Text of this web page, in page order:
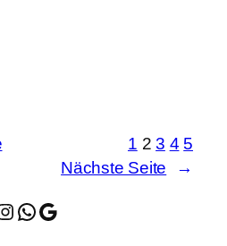
1 2 3 4 5
Nächste Seite
→
WhatsApp
Google Maps